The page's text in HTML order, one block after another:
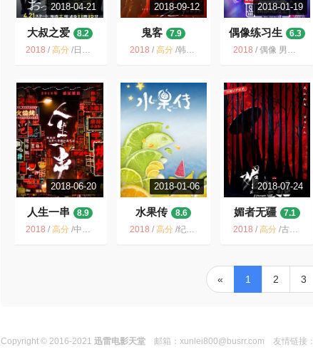
2018-04-21
大叔之爱
8.2
2018 /高分 /日剧 同性 喜剧 日本 田中圭 BL 林遣都 2018
2018-09-12
鬼客
7.9
2018 / 高分/韩国 恐怖 驱魔 惊悚 悬疑 鬼神 犯罪 2018
2018-01-19
偶像练习生
6.3
2018 / 偶像 男团 综艺 选秀 真人秀 青春 2018 小鲜肉
2018-06-20
人生一串
8.9
2018 /高分 /中国大陆 / 纪录片
2018-01-06
水果传
8.6
2018 / 高分/纪录片 水果 美食 【纪录片】 饮食 中国大陆 2018 文艺
2018-07-24
媚者无疆
7.1
2018 / 高分/古装 武侠 爱情 小说改编 网剧 古代 剧情 奇幻
« 1 2 3
Copyright © 2016-2021迅雷电影天堂 邮箱：xunlei800@busrr.com 友情链接：